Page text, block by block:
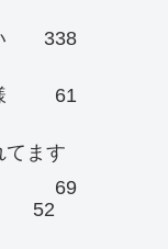
338
61
ます
69
52